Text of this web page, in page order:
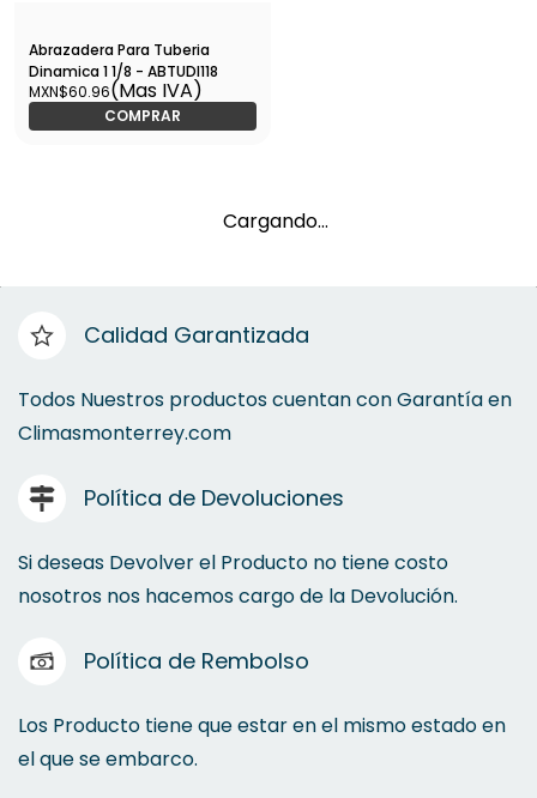
Abrazadera Para Tuberia
Dinamica 1 1/8 - ABTUDI118
MXN$60.96(Mas IVA)
COMPRAR
Cargando…
Calidad Garantizada
Todos Nuestros productos cuentan con Garantía en
Climasmonterrey.com
Política de Devoluciones
Si deseas Devolver el Producto no tiene costo
nosotros nos hacemos cargo de la Devolución.
Política de Rembolso
Los Producto tiene que estar en el mismo estado en
el que se embarco.